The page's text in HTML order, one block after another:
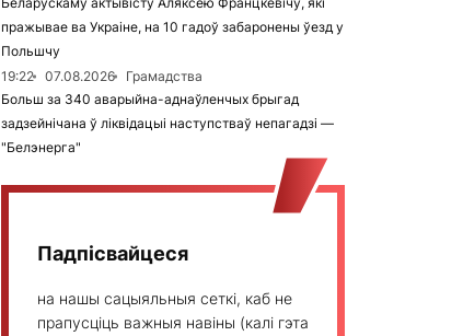
пражывае ва Украіне, на 10 гадоў забаронены ўезд у
Польшчу
19:22
07.08.2026
Грамадства
Больш за 340 аварыйна-аднаўленчых брыгад
задзейнічана ў ліквідацыі наступстваў непагадзі —
"Белэнерга"
Падпісвайцеся
на нашы сацыяльныя сеткі, каб не
прапусціць важныя навіны (калі гэта